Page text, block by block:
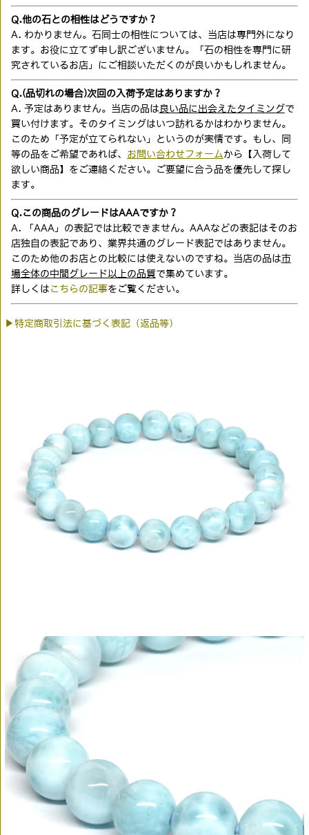
Q.他の石との相性はどうですか？
A. わかりません。石同士の相性については、当店は専門外になり
ます。お役に立てず申し訳ございません。「石の相性を専門に研
究されているお店」にご相談いただくのが良いかもしれません。
Q.(品切れの場合)次回の入荷予定はありますか？
A. 予定はありません。当店の品は 良い品に出会えたタイミングで
買い付けます。そのタイミングはいつ訪れるかはわかりません。
このため「予定が立てられない」というのが実情です。もし、同
等の品をご希望であれば、 お問い合わせフォーム から【入荷して
欲しい商品】をご連絡ください。ご要望に合う品を優先して探し
ます。
Q.この商品のグレードはAAAですか？
A. 「AAA」の表記では比較できません。AAAなどの表記はそのお
店独自の表記であり、業界共通のグレード表記ではありません。
このため他のお店との比較には使えないのですね。当店の品は市
場全体の中間グレード以上の品質で集めています。
詳しくは こちらの記事をご覧ください。
▶特定商取引法に基づく表記（返品等）